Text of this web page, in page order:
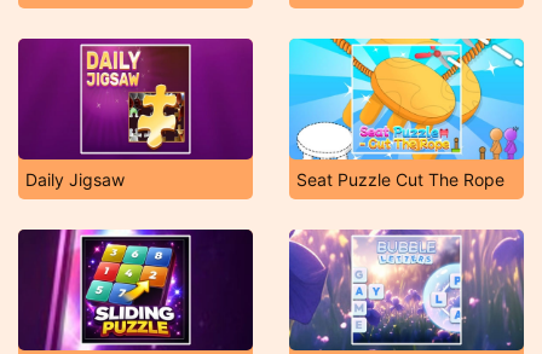
Daily Jigsaw Seat Puzzle Cut The Rope